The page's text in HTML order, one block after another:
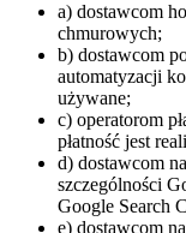
a) dostawcom
chmurowych;
b) dostawcom
automatyzacji
używane;
c) operatorom
płatność jest
d) dostawcom
szczególności
Google Search
e) dostawcom